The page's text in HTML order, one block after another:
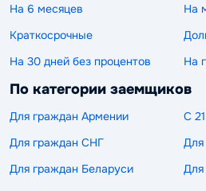
На 6 месяцев
На
Краткосрочные
На 30 дней без процентов
На
По категории заемщиков
Для граждан Армении
С
Для граждан СНГ
Для
Для граждан Беларуси
Для